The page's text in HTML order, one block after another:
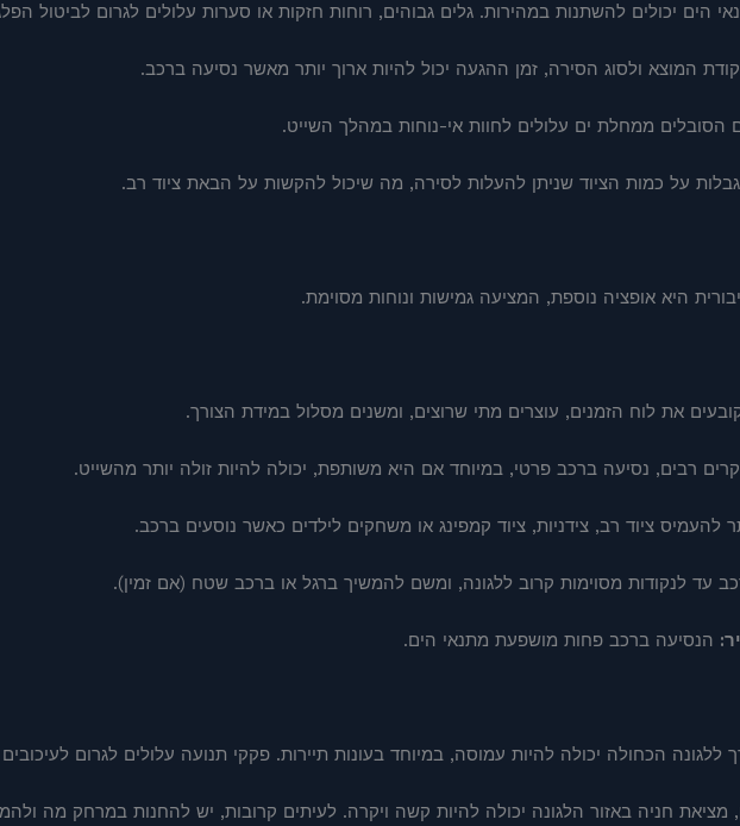
הים יכולים להשתנות במהירות. גלים גבוהים, רוחות חזקות או סערות עלולים לגרום לביטול
המוצא ולסוג הסירה, זמן ההגעה יכול להיות ארוך יותר מאשר נסיעה ברכב.
הסובלים ממחלת ים עלולים לחוות אי-נוחות במהלך השייט.
על כמות הציוד שניתן להעלות לסירה, מה שיכול להקשות על הבאת ציוד רב.
היא אופציה נוספת, המציעה גמישות ונוחות מסוימת.
את לוח הזמנים, עוצרים מתי שרוצים, ומשנים מסלול במידת הצורך.
רבים, נסיעה ברכב פרטי, במיוחד אם היא משותפת, יכולה להיות זולה יותר מהשייט.
להעמיס ציוד רב, צידניות, ציוד קמפינג או משחקים לילדים כאשר נוסעים ברכב.
עד לנקודות מסוימות קרוב ללגונה, ומשם להמשיך ברגל או ברכב שטח (אם זמין).
הנסיעה ברכב פחות מושפעת מתנאי הים.
ללגונה הכחולה יכולה להיות עמוסה, במיוחד בעונות תיירות. פקקי תנועה עלולים לגרום
מציאת חניה באזור הלגונה יכולה להיות קשה ויקרה. לעיתים קרובות, יש להחנות במרחק מה